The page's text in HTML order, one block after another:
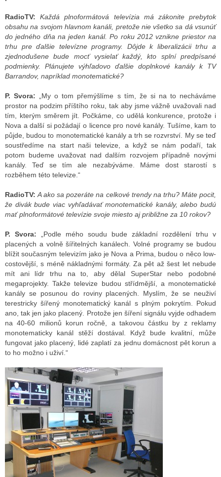
RadioTV:
Každá plnoformátová televízia má zákonite prebytok
obsahu na svojom hlavnom kanáli, pretože nie všetko sa dá vsunúť
do jedného dňa na jeden kanál. Po roku 2012 vznikne priestor na
trhu pre ďalšie televízne programy. Dôjde k liberalizácii trhu a
zjednodušene bude mocť vysielať každý, kto splní predpísané
podmienky. Plánujete výhľadovo ďalšie doplnkové kanály k TV
Barrandov, napríklad monotematické?
P. Svora: „My o tom přemýšlíme s tím, že si na to necháváme
prostor na podzim příštího roku, tak aby jsme vážně uvažovali nad
tím, kterým směrem jít. Počkáme, co udělá konkurence, protože i
Nova a další si požádají o licence pro nové kanály. Tušíme, kam to
půjde, budou to monotematické kanály a trh se rozvrství. My se teď
soustředíme na start naši televize, a když se nám podaří, tak
potom budeme uvažovat nad dalším rozvojem případně novými
kanály. Teď se tím ale nezabýváme. Máme dost starostí s
rozběhem této televize.“
RadioTV: A ako sa pozeráte na celkové trendy na trhu? Máte pocit,
že divák bude viac vyhľadávať monotematické kanály, alebo budú
mať plnoformátové televízie svoje miesto aj približne za 10 rokov?
P. Svora: „Podle mého soudu bude základní rozdělení trhu v
placených a volně šířitelných kanálech. Volné programy se budou
blížit současným televizím jako je Nova a Prima, budou o něco low-
costovější, s méně nákladnými formáty. Za pět až šest let nebude
mít ani lídr trhu na to, aby dělal SuperStar nebo podobné
megaprojekty. Takže televize budou střídmější, a monotematické
kanály se posunou do roviny placených. Myslím, že se neuživí
terestricky šířený monotematický kanál s plným pokrytím. Pokud
ano, tak jen jako placený. Protože jen šíření signálu vyjde odhadem
na 40-60 milionů korun ročně, a takovou částku by z reklamy
monotematicky kanál stěží dostával. Když bude kvalitní, může
fungovat jako placený, lidé zaplatí za jednu domácnost pět korun a
to ho možno i uživí.“